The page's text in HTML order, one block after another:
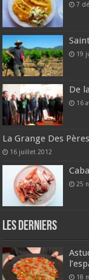
7
19
De
16
La Grange Des
16 juillet 2012
25
Les derniers
18